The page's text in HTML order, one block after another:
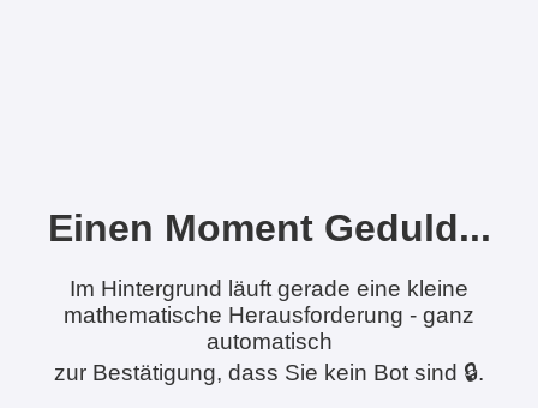
Einen Moment Geduld...
Im Hintergrund läuft gerade eine kleine
mathematische Herausforderung - ganz
automatisch
zur Bestätigung, dass Sie kein Bot sind 🔒.